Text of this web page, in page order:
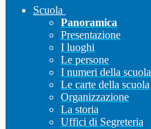
Scuola
Panoramica
Presentazione
I luoghi
Le persone
I numeri della scuola
Le carte della scuola
Organizzazione
La storia
Uffici di Segreteria